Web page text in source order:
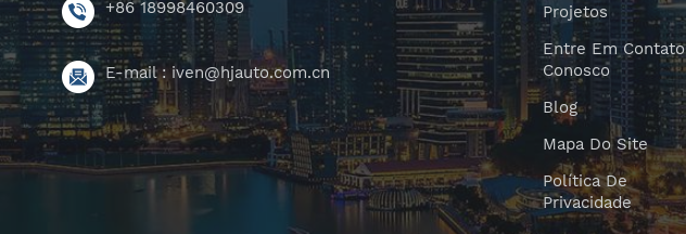
+86 18998460309
E-mail : iven@hjauto.com.cn
Projetos
Entre Em Contato
Conosco
Blog
Mapa Do Site
Política De
Privacidade